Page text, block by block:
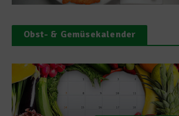
Obst- & Gemüsekalender